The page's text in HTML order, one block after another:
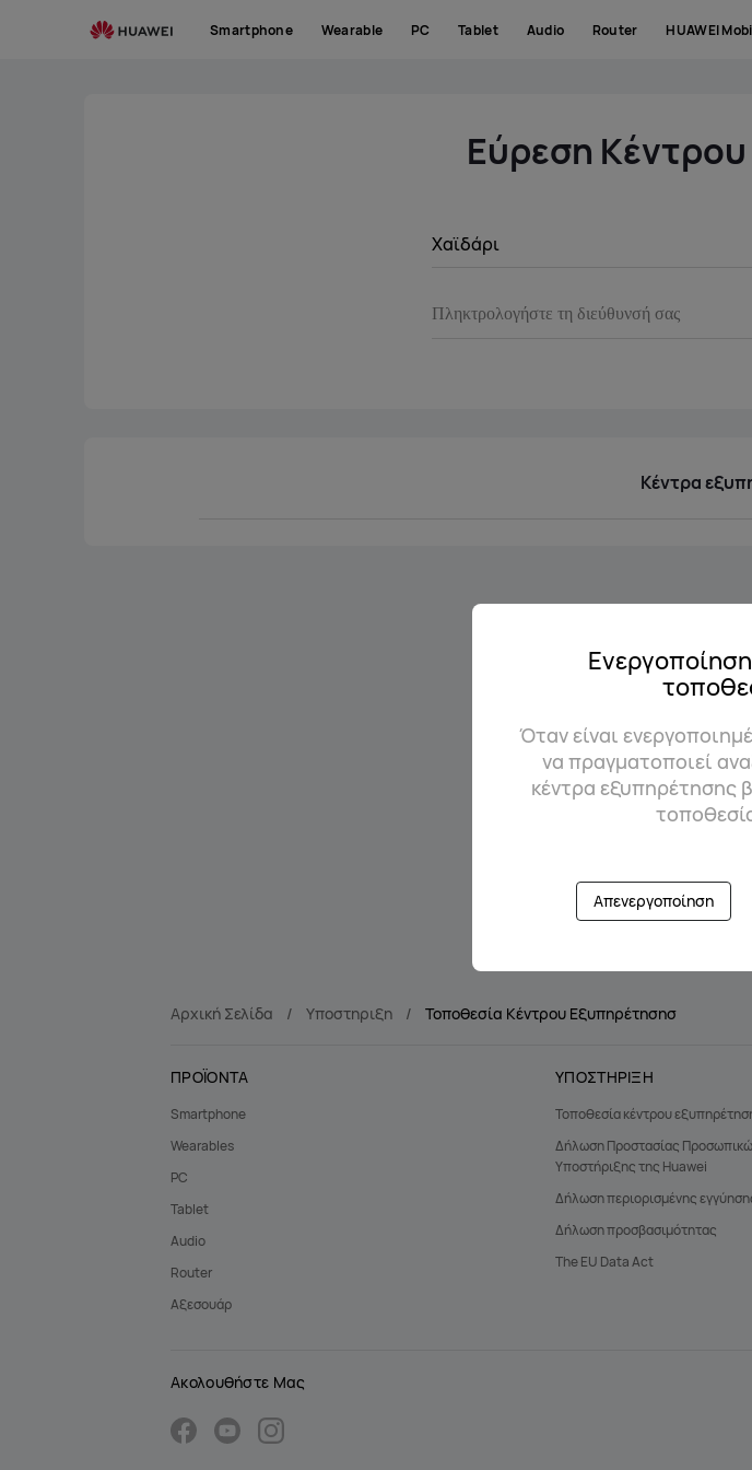
Smartphone Wearable PC Tablet Audio Router HUAWEI
Εύρεση
Χαϊδάρι
Κέντρα
Όταν είναι
να πραγματοποιεί
κέντρα εξυπηρέτησης
Απενεργοποίηση
Αρχική Σελίδα Υποστηριξη Τοποθεσία Κέντρου Εξυπηρέτησησ
ΠΡΟΪΟΝΤΑ
Smartphone
Wearables
PC
Tablet
Audio
Router
Αξεσουάρ
ΥΠΟΣΤΗΡΙΞΗ
Τοποθεσία κέντρου
Δήλωση Προστασίας
Υποστήριξης της Huawei
Δήλωση περιορισμένης
Δήλωση προσβασιμότητας
The EU Data Act
Ακολουθήστε Μας